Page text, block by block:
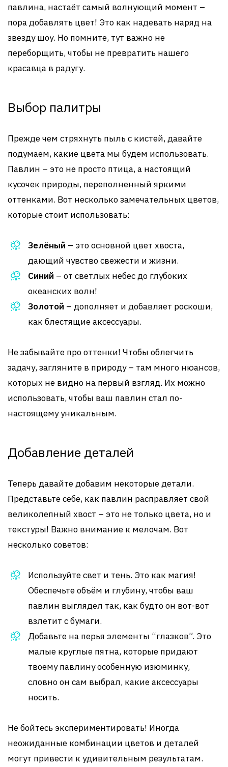
павлина, настаёт самый волнующий момент –
пора добавлять цвет! Это как надевать наряд на
звезду шоу. Но помните, тут важно не
переборщить, чтобы не превратить нашего
красавца в радугу.
Выбор палитры
Прежде чем стряхнуть пыль с кистей, давайте
подумаем, какие цвета мы будем использовать.
Павлин – это не просто птица, а настоящий
кусочек природы, переполненный яркими
оттенками. Вот несколько замечательных цветов,
которые стоит использовать:
Зелёный – это основной цвет хвоста,
дающий чувство свежести и жизни.
Синий – от светлых небес до глубоких
океанских волн!
Золотой – дополняет и добавляет роскоши,
как блестящие аксессуары.
Не забывайте про оттенки! Чтобы облегчить
задачу, загляните в природу – там много нюансов,
которых не видно на первый взгляд. Их можно
использовать, чтобы ваш павлин стал по-
настоящему уникальным.
Добавление деталей
Теперь давайте добавим некоторые детали.
Представьте себе, как павлин расправляет свой
великолепный хвост – это не только цвета, но и
текстуры! Важно внимание к мелочам. Вот
несколько советов:
Используйте свет и тень. Это как магия!
Обеспечьте объём и глубину, чтобы ваш
павлин выглядел так, как будто он вот-вот
взлетит с бумаги.
Добавьте на перья элементы “глазков”. Это
малые круглые пятна, которые придают
твоему павлину особенную изюминку,
словно он сам выбрал, какие аксессуары
носить.
Не бойтесь экспериментировать! Иногда
неожиданные комбинации цветов и деталей
могут привести к удивительным результатам.